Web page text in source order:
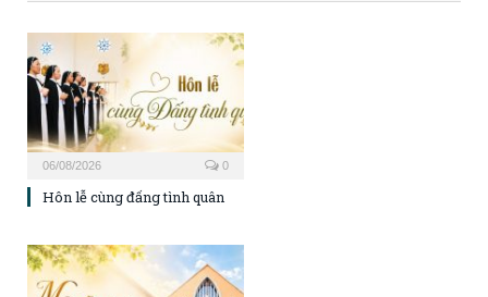
06/08/2026 0
Hôn lễ cùng đấng tình quân